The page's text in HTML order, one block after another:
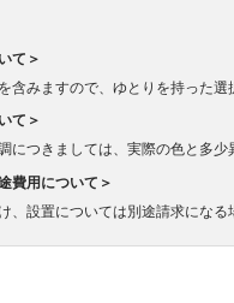
て＞
含みますので、ゆとりを持った選
て＞
につきましては、実際の色と多少
費用について＞
、設置については別途請求になる